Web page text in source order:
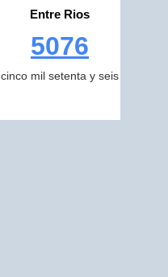
Entre Rios
5076
cinco mil setenta y seis